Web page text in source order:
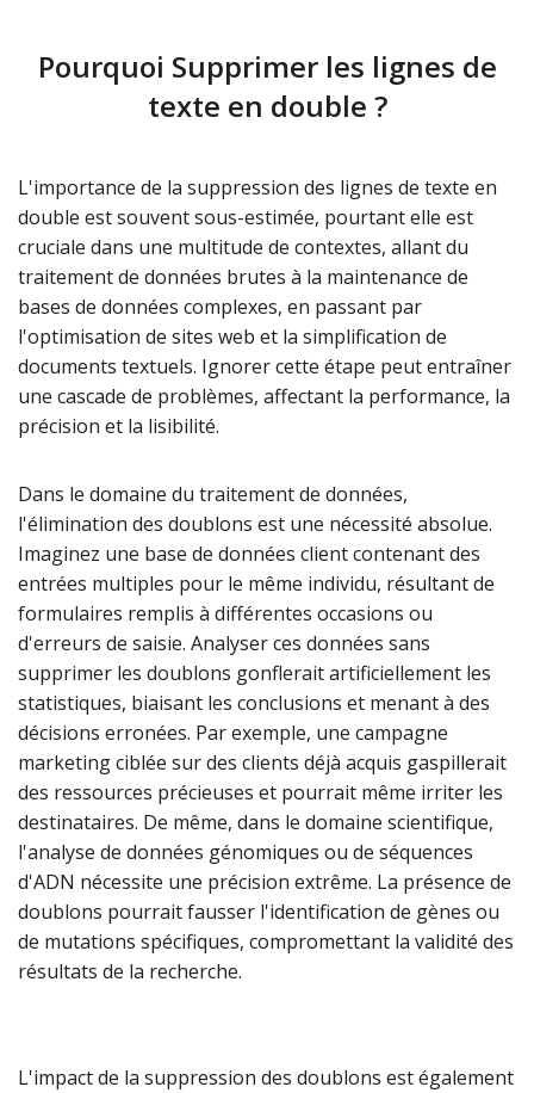
Pourquoi Supprimer les lignes de
texte en double ?
L'importance de la suppression des lignes de texte en
double est souvent sous-estimée, pourtant elle est
cruciale dans une multitude de contextes, allant du
traitement de données brutes à la maintenance de
bases de données complexes, en passant par
l'optimisation de sites web et la simplification de
documents textuels. Ignorer cette étape peut entraîner
une cascade de problèmes, affectant la performance, la
précision et la lisibilité.
Dans le domaine du traitement de données,
l'élimination des doublons est une nécessité absolue.
Imaginez une base de données client contenant des
entrées multiples pour le même individu, résultant de
formulaires remplis à différentes occasions ou
d'erreurs de saisie. Analyser ces données sans
supprimer les doublons gonflerait artificiellement les
statistiques, biaisant les conclusions et menant à des
décisions erronées. Par exemple, une campagne
marketing ciblée sur des clients déjà acquis gaspillerait
des ressources précieuses et pourrait même irriter les
destinataires. De même, dans le domaine scientifique,
l'analyse de données génomiques ou de séquences
d'ADN nécessite une précision extrême. La présence de
doublons pourrait fausser l'identification de gènes ou
de mutations spécifiques, compromettant la validité des
résultats de la recherche.
L'impact de la suppression des doublons est également